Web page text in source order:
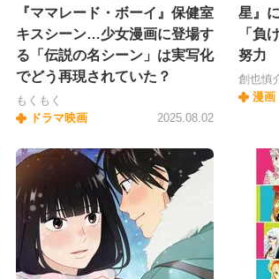
『ママレード・ボーイ』保健室
キスシーン…少女漫画に登場す
る「伝説の名シーン」は実写化
でどう再現されていた？
もくもく
ドラマ映画
2025.08.02
星』
「負
努力
創也慎
漫画